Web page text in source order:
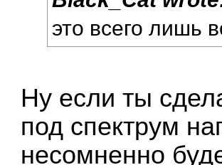
это всего лишь
Ну если ты
под спектрум
несомненно